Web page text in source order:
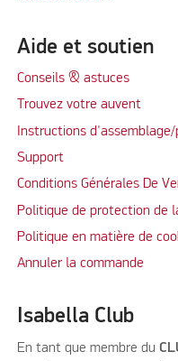
Aide et soutien
Conseils & astuces
Trouvez votre auvent
Instructions
Support
Conditions Générales De
Politique de protection de
Politique en matière de
Annuler la commande
Isabella Club
En tant que membre du